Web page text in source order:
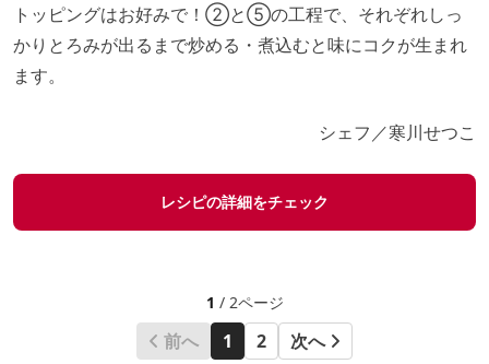
トッピングはお好みで！②と⑤の工程で、それぞれしっ
かりとろみが出るまで炒める・煮込むと味にコクが生まれ
ます。
シェフ／寒川せつこ
レシピの詳細をチェック
1 / 2ページ
前へ 1 2 次へ